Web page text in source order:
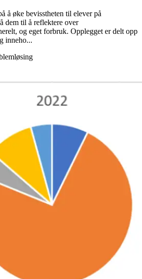
å øke bevisstheten til elever på
dem til å reflektere over
og eget forbruk. Opplegget er delt opp
inneho...